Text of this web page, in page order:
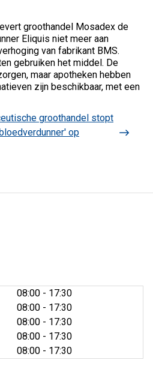
groothandel Mosadex de
Eliquis niet meer aan
van fabrikant BMS.
gebruiken het middel. De
maar apotheken hebben
zijn beschikbaar, met een
groothandel stopt
op
08:00 - 17:30
08:00 - 17:30
08:00 - 17:30
08:00 - 17:30
08:00 - 17:30